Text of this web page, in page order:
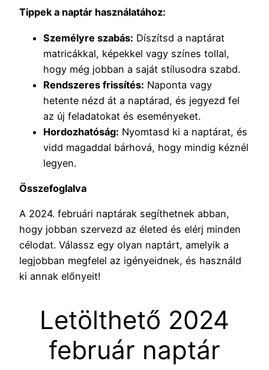
Tippek a naptár használatához:
Személyre szabás: Díszítsd a naptárat
matricákkal, képekkel vagy színes tollal,
hogy még jobban a saját stílusodra szabd.
Rendszeres frissítés: Naponta vagy
hetente nézd át a naptárad, és jegyezd fel
az új feladatokat és eseményeket.
Hordozhatóság: Nyomtasd ki a naptárat, és
vidd magaddal bárhová, hogy mindig kéznél
legyen.
Összefoglalva
A 2024. februári naptárak segíthetnek abban,
hogy jobban szervezd az életed és elérj minden
célodat. Válassz egy olyan naptárt, amelyik a
legjobban megfelel az igényeidnek, és használd
ki annak előnyeit!
Letölthető 2024
február naptár